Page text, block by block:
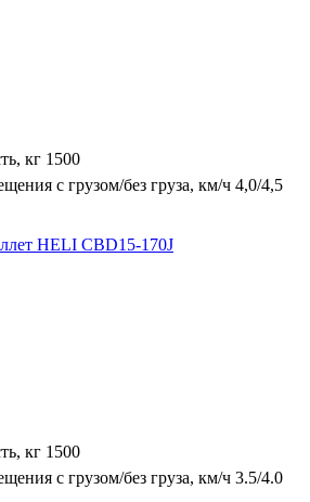
кг 1500
с грузом/без груза, км/ч 4,0/4,5
HELI CBD15-170J
кг 1500
с грузом/без груза, км/ч 3.5/4.0